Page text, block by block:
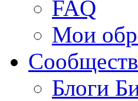
FAQ
Мои
Блоги